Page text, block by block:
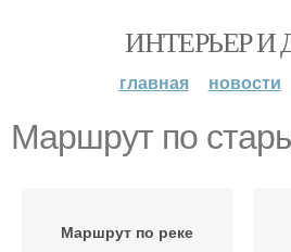
ИНТЕРЬЕР И
главная новости
Маршрут по
Маршрут по реке